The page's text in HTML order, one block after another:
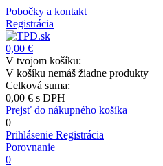
Pobočky a kontakt
Registrácia
0,00 €
V tvojom košíku:
V košíku nemáš žiadne produkty
Celková suma:
0,00 € s DPH
Prejsť do nákupného košíka
0
Prihlásenie Registrácia
Porovnanie
0